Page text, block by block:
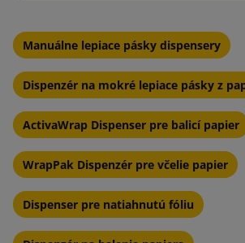
Manuálne lepiace pásky dispensery
Dispenzér na mokré lepiace pásky z
ActivaWrap Dispenser pre balicí papier
WrapPak Dispenzér pre včelie papier
Dispenser pre natiahnutú fóliu